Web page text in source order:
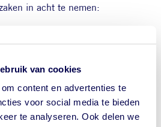
van cookies
content en advertenties te
voor social media te bieden
te analyseren. Ook delen we
in acht te nemen:
te gebruiken;
van infectie dient zo snel
antibioticum gestart te worden;